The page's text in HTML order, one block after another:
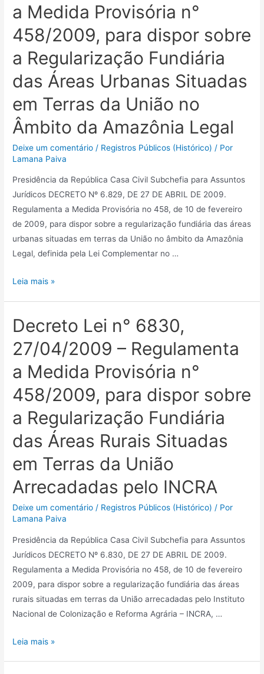
a Medida Provisória n°
458/2009, para dispor sobre
a Regularização Fundiária
das Áreas Urbanas Situadas
em Terras da União no
Âmbito da Amazônia Legal
Deixe um comentário / Registros Públicos (Histórico) / Por
Lamana Paiva
Presidência da República Casa Civil Subchefia para Assuntos
Jurídicos DECRETO Nº 6.829, DE 27 DE ABRIL DE 2009.
Regulamenta a Medida Provisória no 458, de 10 de fevereiro
de 2009, para dispor sobre a regularização fundiária das áreas
urbanas situadas em terras da União no âmbito da Amazônia
Legal, definida pela Lei Complementar no …
Leia mais »
Decreto Lei n° 6830,
27/04/2009 – Regulamenta
a Medida Provisória n°
458/2009, para dispor sobre
a Regularização Fundiária
das Áreas Rurais Situadas
em Terras da União
Arrecadadas pelo INCRA
Deixe um comentário / Registros Públicos (Histórico) / Por
Lamana Paiva
Presidência da República Casa Civil Subchefia para Assuntos
Jurídicos DECRETO Nº 6.830, DE 27 DE ABRIL DE 2009.
Regulamenta a Medida Provisória no 458, de 10 de fevereiro
2009, para dispor sobre a regularização fundiária das áreas
rurais situadas em terras da União arrecadadas pelo Instituto
Nacional de Colonização e Reforma Agrária – INCRA, …
Leia mais »